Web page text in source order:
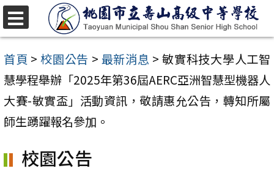
跳
至
主
要
內
容
首頁 > 校園公告 > 最新消息 > 敏實科技大學人工智
慧學程舉辦「2025年第36屆AERC亞洲智慧型機器人
大賽-敏實盃」活動資訊，敬請惠允公告，轉知所屬
師生踴躍報名參加。
校園公告
選
單